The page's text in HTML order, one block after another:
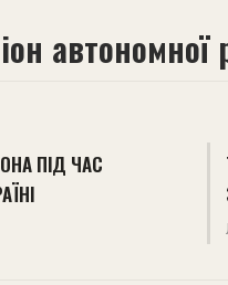
автономної
ПІД ЧАС